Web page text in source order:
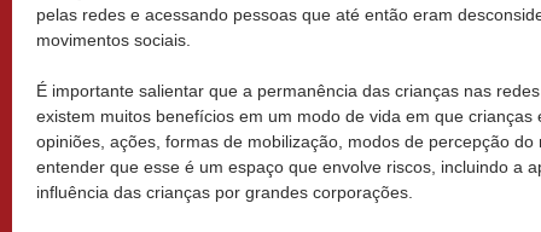
pelas redes e acessando pessoas que até então eram
movimentos sociais.
É importante salientar que a permanência das crianças nas
existem muitos benefícios em um modo de vida em que
opiniões, ações, formas de mobilização, modos de percepção
entender que esse é um espaço que envolve riscos, incluindo a
influência das crianças por grandes corporações.